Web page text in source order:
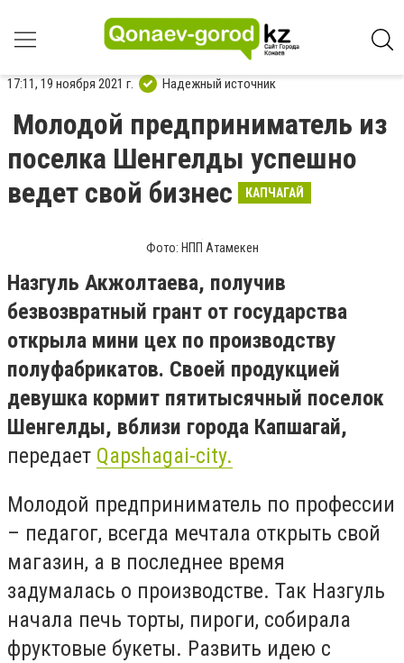
17:11, 19 ноября 2021 г. Надежный источник
Молодой предприниматель из
поселка Шенгелды успешно
ведет свой бизнес
КАПЧАГАЙ
Фото: НПП Атамекен
Назгуль Акжолтаева, получив
безвозвратный грант от государства
открыла мини цех по производству
полуфабрикатов. Своей продукцией
девушка кормит пятитысячный поселок
Шенгелды, вблизи города Капшагай,
передает Qapshagai-city.
Молодой предприниматель по профессии
– педагог, всегда мечтала открыть свой
магазин, а в последнее время
задумалась о производстве. Так Назгуль
начала печь торты, пироги, собирала
фруктовые букеты. Развить идею с